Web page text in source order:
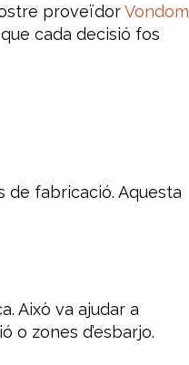
proveïdorVondom
cada decisió fos
de fabricació. Aquesta
Això va ajudar a
zones d’esbarjo.